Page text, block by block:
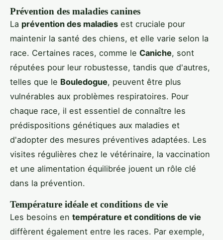
Prévention des maladies canines
La prévention des maladies est cruciale pour
maintenir la santé des chiens, et elle varie selon la
race. Certaines races, comme le Caniche, sont
réputées pour leur robustesse, tandis que d'autres,
telles que le Bouledogue, peuvent être plus
vulnérables aux problèmes respiratoires. Pour
chaque race, il est essentiel de connaître les
prédispositions génétiques aux maladies et
d'adopter des mesures préventives adaptées. Les
visites régulières chez le vétérinaire, la vaccination
et une alimentation équilibrée jouent un rôle clé
dans la prévention.
Température idéale et conditions de vie
Les besoins en température et conditions de vie
diffèrent également entre les races. Par exemple,